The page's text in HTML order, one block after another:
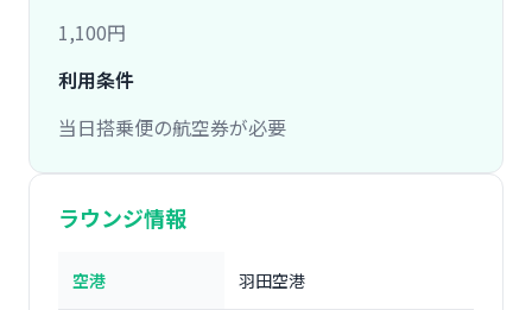
1,100円
利用条件
当日搭乗便の航空券が必要
ラウンジ情報
空港 羽田空港